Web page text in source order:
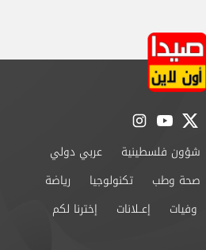
twitter
youtube
instagram
شؤون فلسطينية
عربي دولي
صحة وطب تكنولوجيا
رياضة
وفيات إعــلانات
إخترنا لكم